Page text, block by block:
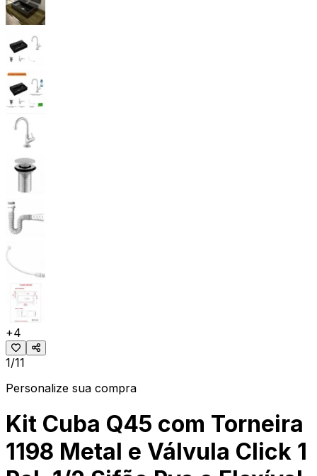
+4
1/11
Personalize sua compra
Kit Cuba Q45 com Torneira
1198 Metal e Válvula Click 1